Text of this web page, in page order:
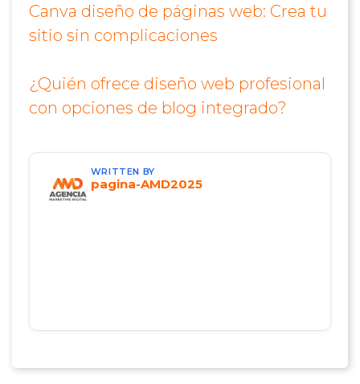
Canva diseño de páginas web: Crea tu
sitio sin complicaciones
¿Quién ofrece diseño web profesional
con opciones de blog integrado?
WRITTEN BY
pagina-AMD2025